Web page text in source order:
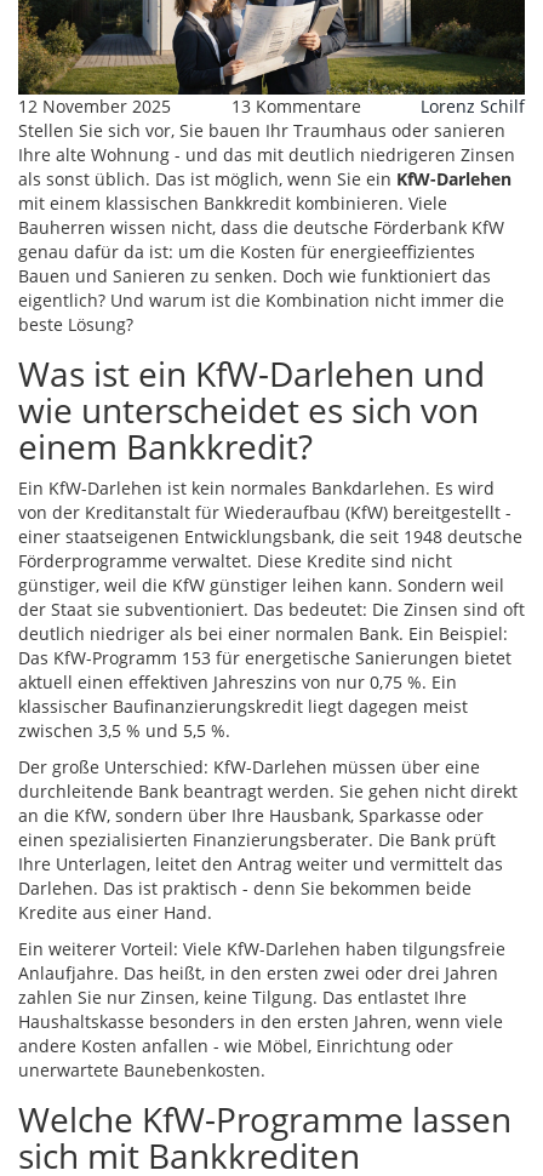
12 November 2025 13 Kommentare
Lorenz Schilf
Stellen Sie sich vor, Sie bauen Ihr Traumhaus oder sanieren
Ihre alte Wohnung - und das mit deutlich niedrigeren Zinsen
als sonst üblich. Das ist möglich, wenn Sie ein KfW-Darlehen
mit einem klassischen Bankkredit kombinieren. Viele
Bauherren wissen nicht, dass die deutsche Förderbank KfW
genau dafür da ist: um die Kosten für energieeffizientes
Bauen und Sanieren zu senken. Doch wie funktioniert das
eigentlich? Und warum ist die Kombination nicht immer die
beste Lösung?
Was ist ein KfW-Darlehen und
wie unterscheidet es sich von
einem Bankkredit?
Ein KfW-Darlehen ist kein normales Bankdarlehen. Es wird
von der Kreditanstalt für Wiederaufbau (KfW) bereitgestellt -
einer staatseigenen Entwicklungsbank, die seit 1948 deutsche
Förderprogramme verwaltet. Diese Kredite sind nicht
günstiger, weil die KfW günstiger leihen kann. Sondern weil
der Staat sie subventioniert. Das bedeutet: Die Zinsen sind oft
deutlich niedriger als bei einer normalen Bank. Ein Beispiel:
Das KfW-Programm 153 für energetische Sanierungen bietet
aktuell einen effektiven Jahreszins von nur 0,75 %. Ein
klassischer Baufinanzierungskredit liegt dagegen meist
zwischen 3,5 % und 5,5 %.
Der große Unterschied: KfW-Darlehen müssen über eine
durchleitende Bank beantragt werden. Sie gehen nicht direkt
an die KfW, sondern über Ihre Hausbank, Sparkasse oder
einen spezialisierten Finanzierungsberater. Die Bank prüft
Ihre Unterlagen, leitet den Antrag weiter und vermittelt das
Darlehen. Das ist praktisch - denn Sie bekommen beide
Kredite aus einer Hand.
Ein weiterer Vorteil: Viele KfW-Darlehen haben tilgungsfreie
Anlaufjahre. Das heißt, in den ersten zwei oder drei Jahren
zahlen Sie nur Zinsen, keine Tilgung. Das entlastet Ihre
Haushaltskasse besonders in den ersten Jahren, wenn viele
andere Kosten anfallen - wie Möbel, Einrichtung oder
unerwartete Baunebenkosten.
Welche KfW-Programme lassen
sich mit Bankkrediten